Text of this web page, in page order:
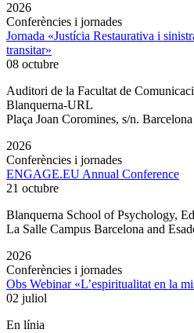
2026
Conferències i jornades
Jornada «Justícia Restaurativa i
transitar»
08 octubre
Auditori de la Facultat de
Blanquerna-URL
Plaça Joan Coromines, s/n. Barcelona
2026
Conferències i jornades
ENGAGE.EU Annual Conference
21 octubre
Blanquerna School of Psychology,
La Salle Campus Barcelona and
2026
Conferències i jornades
Obs Webinar «L’espiritualitat en la
02 juliol
En línia